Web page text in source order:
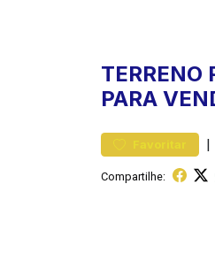
TERRENO
PARA
Favoritar |
Compartilhe: